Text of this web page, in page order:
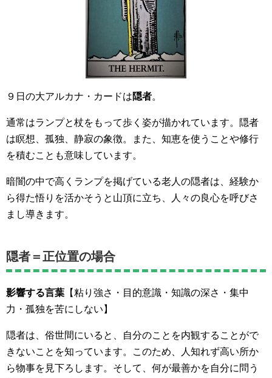
９日の大アルカナ・カードは隠者。
通常はランプと杖をもって歩く姿が描かれています。隠者
は瞑想、孤独、静寂の象徴。また、知恵を使うことや修行
を積むことも意味しています。
暗闇の中で高くランプを掲げている老人の隠者は、経験か
ら得た悟りを活かそうと山頂に立ち、人々の良心を呼びさ
まし導きます。
隠者＝正位置の場合
影響する言葉 【粘り強さ・目的意識・知識の深さ・集中
力・孤独を苦にしない】
隠者は、俗世間にいると、自分のことを内観することがで
きないことを知っています。このため、人知れず高い所か
ら物事を見下ろします。そして、何が最善かを自分に問う